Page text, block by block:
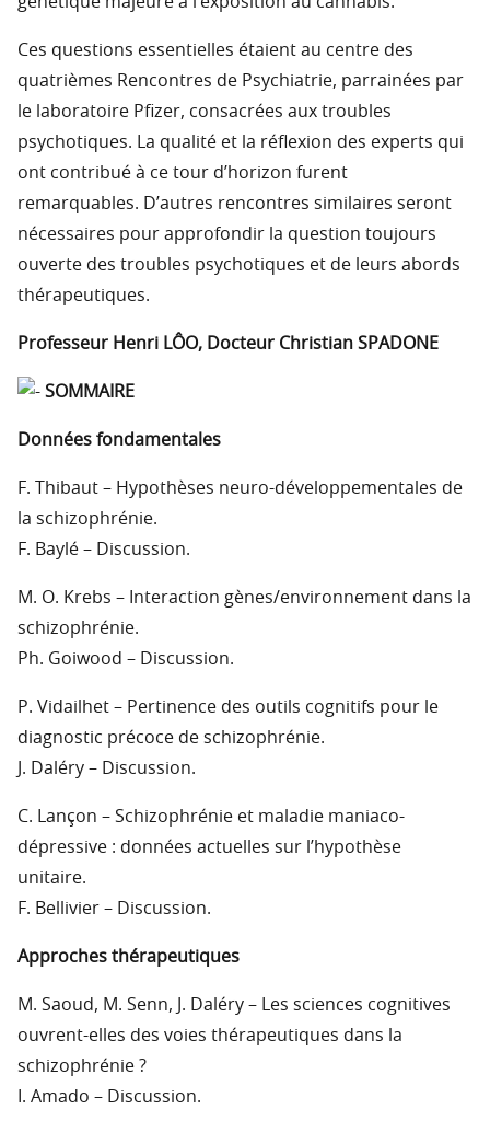
Ces questions essentielles étaient au centre des
quatrièmes Rencontres de Psychiatrie, parrainées par
le laboratoire Pfizer, consacrées aux troubles
psychotiques. La qualité et la réflexion des experts qui
ont contribué à ce tour d’horizon furent
remarquables. D’autres rencontres similaires seront
nécessaires pour approfondir la question toujours
ouverte des troubles psychotiques et de leurs abords
thérapeutiques.
Professeur Henri LÔO, Docteur Christian SPADONE
SOMMAIRE
Données fondamentales
F. Thibaut – Hypothèses neuro-développementales de
la schizophrénie.
F. Baylé – Discussion.
M. O. Krebs – Interaction gènes/environnement dans la
schizophrénie.
Ph. Goiwood – Discussion.
P. Vidailhet – Pertinence des outils cognitifs pour le
diagnostic précoce de schizophrénie.
J. Daléry – Discussion.
C. Lançon – Schizophrénie et maladie maniaco-
dépressive : données actuelles sur l’hypothèse
unitaire.
F. Bellivier – Discussion.
Approches thérapeutiques
M. Saoud, M. Senn, J. Daléry – Les sciences cognitives
ouvrent-elles des voies thérapeutiques dans la
schizophrénie ?
I. Amado – Discussion.